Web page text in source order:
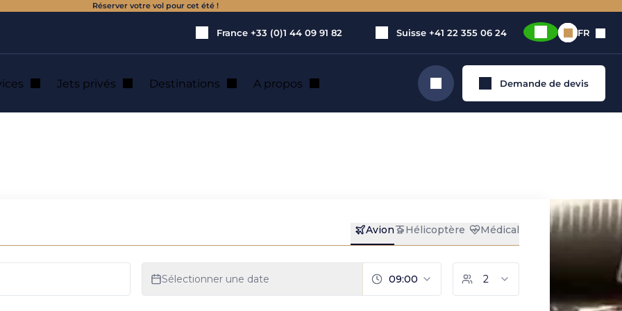
Réserver votre vol pour cet été !
France +33 (0)1 44 09 91 82 Suisse +41 22 355 06 24 FR
Jets privés Destinations A propos Rechercher Demande de devis